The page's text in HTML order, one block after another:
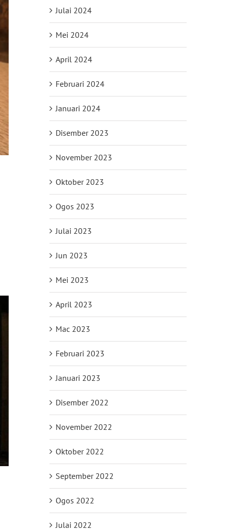
Julai 2024
Mei 2024
April 2024
Februari 2024
Januari 2024
Disember 2023
November 2023
Oktober 2023
Ogos 2023
Julai 2023
Jun 2023
Mei 2023
April 2023
Mac 2023
Februari 2023
Januari 2023
Disember 2022
November 2022
Oktober 2022
September 2022
Ogos 2022
Julai 2022